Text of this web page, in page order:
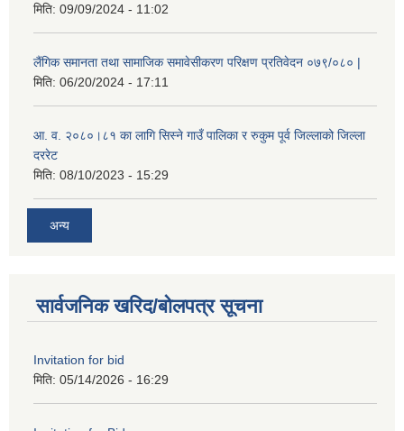
मिति: 09/09/2024 - 11:02
लैंगिक समानता तथा सामाजिक समावेसीकरण परिक्षण प्रतिवेदन ०७९/०८० |
मिति: 06/20/2024 - 17:11
आ. व. २०८०।८१ का लागि सिस्ने गाउँ पालिका र रुकुम पूर्व जिल्लाको जिल्ला
दररेट
मिति: 08/10/2023 - 15:29
अन्य
सार्वजनिक खरिद/बोलपत्र सूचना
Invitation for bid
मिति: 05/14/2026 - 16:29